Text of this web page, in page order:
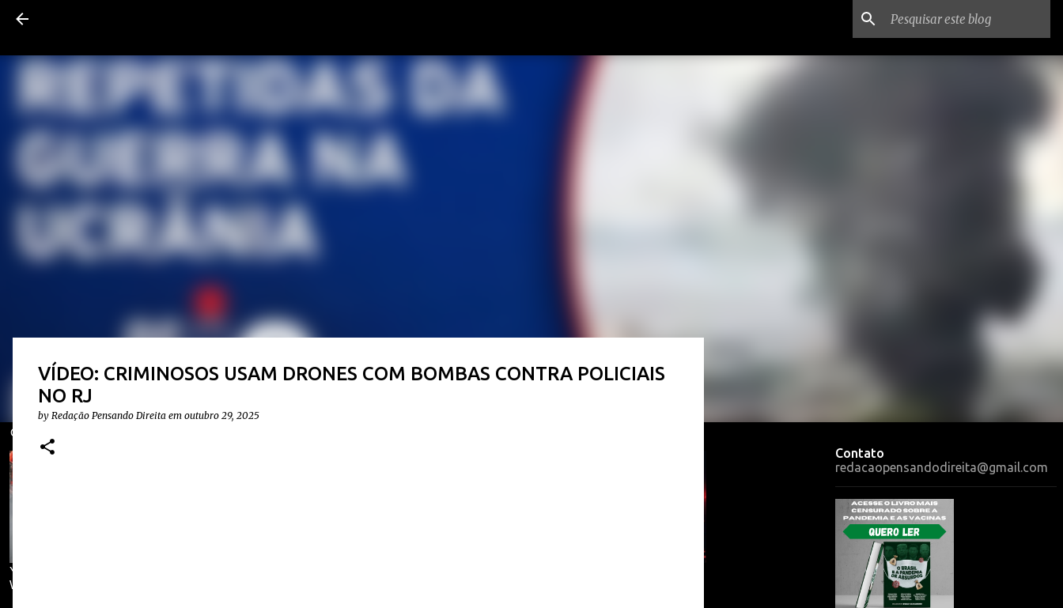
VÍDEO: CRIMINOSOS USAM DRONES COM BOMBAS CONTRA POLICIAIS
NO RJ
by Redação Pensando Direita em outubro 29, 2025
Contato
redacaopensandodireita@gmail.com